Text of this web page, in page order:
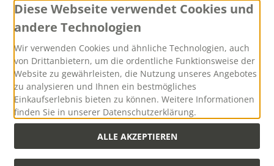
Versand
Versandkostenfreie Lieferung innerhalb Deutschlands ab
einem Warenwert von 500,00 Euro
Diese Webseite verwendet Cookies und
andere Technologien
Wir verwenden Cookies und ähnliche Technologien, auch
von Drittanbietern, um die ordentliche Funktionsweise der
Website zu gewährleisten, die Nutzung unseres Angebotes
zu analysieren und Ihnen ein bestmögliches
Einkaufserlebnis bieten zu können. Weitere Informationen
finden Sie in unserer Datenschutzerklärung.
ALLE AKZEPTIEREN